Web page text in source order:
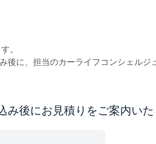
。
に、担当のカーライフコンシェルジ
後にお見積りをご案内いた